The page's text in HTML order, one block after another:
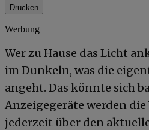
Drucken
Werbung
Wer zu Hause das Licht
im Dunkeln, was die
angeht. Das könnte sich
Anzeigegeräte werden
jederzeit über den